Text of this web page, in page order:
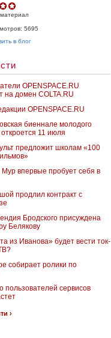
5695
в блог
OPENSPACE.RU
на домен COLTA.RU
OPENSPACE.RU
биеннале молодого
откроется 11 июля
предложит школам «100
впервые пробует себя в
продлил контракт с
Бродского присуждена
Белякову
из Иванова» будет вести ток-
собирает ролики по
пользователей сервисов
›